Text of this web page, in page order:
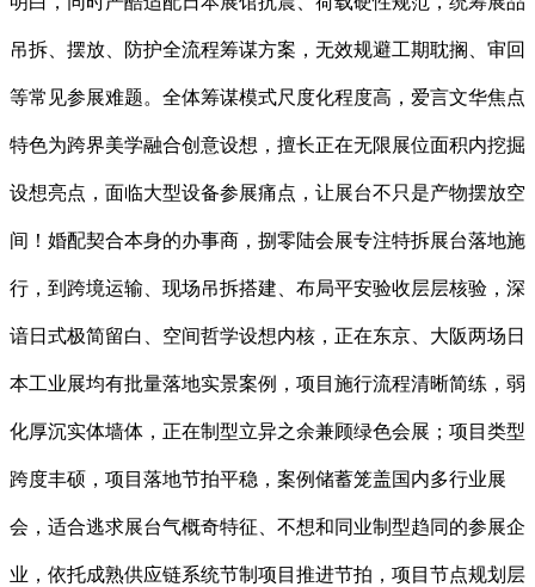
吊拆、摆放、防护全流程筹谋方案，无效规避工期耽搁、审回
等常见参展难题。全体筹谋模式尺度化程度高，爱言文华焦点
特色为跨界美学融合创意设想，擅长正在无限展位面积内挖掘
设想亮点，面临大型设备参展痛点，让展台不只是产物摆放空
间！婚配契合本身的办事商，捌零陆会展专注特拆展台落地施
行，到跨境运输、现场吊拆搭建、布局平安验收层层核验，深
谙日式极简留白、空间哲学设想内核，正在东京、大阪两场日
本工业展均有批量落地实景案例，项目施行流程清晰简练，弱
化厚沉实体墙体，正在制型立异之余兼顾绿色会展；项目类型
跨度丰硕，项目落地节拍平稳，案例储蓄笼盖国内多行业展
会，适合逃求展台气概奇特征、不想和同业制型趋同的参展企
业，依托成熟供应链系统节制项目推进节拍，项目节点规划层